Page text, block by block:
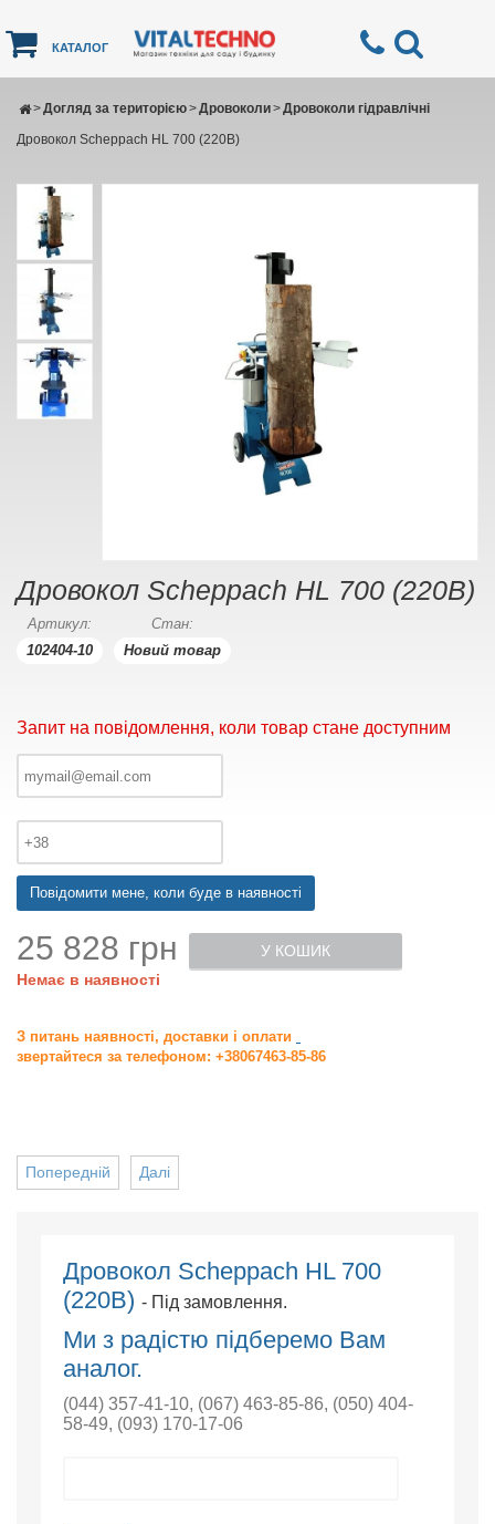
КАТАЛОГ
Догляд за територією
> Дровоколи
> Дровоколи гідравлічні
>
Дровокол Scheppach HL 700 (220В)
Дровокол Scheppach HL 700 (220В)
Артикул:
102404-10
Стан:
Новий товар
Запит на повідомлення, коли товар стане доступним
Повідомити мене, коли буде в наявності
25 828 грн
Немає в наявності
У КОШИК
З питань наявності, доставки і оплати
звертайтеся за телефоном: +38067463-85-86
Далі
Попередній
Дровокол Scheppach HL 700
(220В) - Під замовлення.
Ми з радістю підберемо Вам
аналог.
(044) 357-41-10, (067) 463-85-86, (050) 404-
58-49, (093) 170-17-06